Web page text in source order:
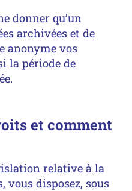
donner qu’un
archivées et de
anonyme vos
la période de
et comment
relative à la
vous disposez, sous